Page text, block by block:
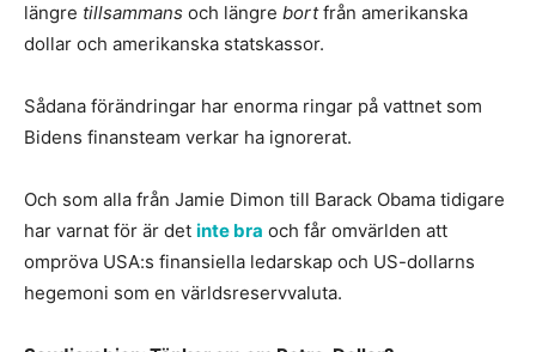
längre tillsammans och längre bortfrån amerikanska
dollar och amerikanska statskassor.
Sådana förändringar har enorma ringar på vattnet som
Bidens finansteam verkar ha ignorerat.
Och som alla från Jamie Dimon till Barack Obama tidigare
har varnat för är det inte bra och får omvärlden att
ompröva USA:s finansiella ledarskap och US-dollarns
hegemoni som en världsreservvaluta.